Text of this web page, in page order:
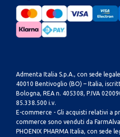
Admenta Italia S.p.A., con sede
40010 Bentivoglio (BO) – Italia,
Bologna, REA n. 405308, P.IVA
85.338.500 i.v.
E-commerce - Gli acquisti relativi a
commerce sono venduti da
PHOENIX PHARMA Italia, con sede